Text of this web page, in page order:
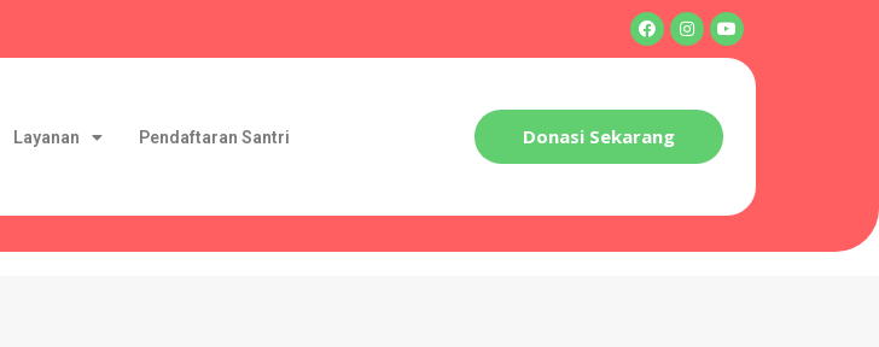
Layanan Pendaftaran Santri Donasi Sekarang